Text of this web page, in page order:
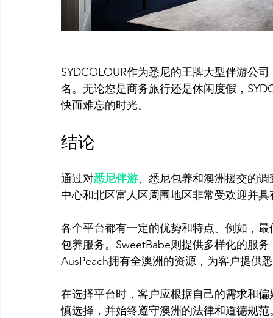
SYDCOLOUR作为悉尼的王牌大型伴游公
名。无论您是商务旅行还是休闲度假，
结论
通过对悉尼伴游、悉尼包养和澳洲援交的
中心和北区富人区周围地区非常受欢迎并
各个平台都有一定的优势和特点。例如，
包养服务。SweetBabe则提供多样化的服
AusPeach拥有全澳洲的资源，为客户提供
在选择平台时，客户应根据自己的需求和
慎选择，并始终遵守澳洲的法律和道德规范